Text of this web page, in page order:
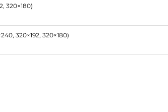
320×180)
320×192, 320×180)